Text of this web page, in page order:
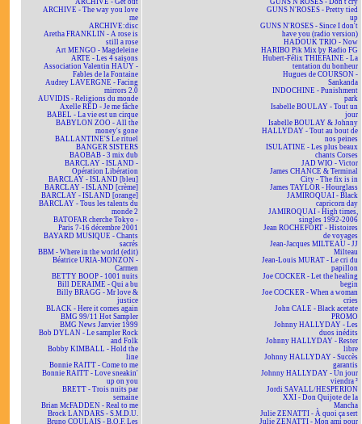
ARCHIVE - Get out
ARCHIVE - The way you love
me
ARCHIVE:disc
Aretha FRANKLIN - A rose is
still a rose
Art MENGO - Magdeleine
ARTE - Les 4 saisons
Association Valentin HAÜY -
Fables de la Fontaine
Audrey LAVERGNE - Facing
mirrors 2.0
AUVIDIS - Religions du monde
Axelle RED - Je me fâche
BABEL - La vie est un cirque
BABYLON ZOO - All the
money's gone
BALLANTINE'S Le rituel
BANGER SISTERS
BAOBAB - 3 mix dub
BARCLAY - ISLAND -
Opération Libération
BARCLAY - ISLAND [bleu]
BARCLAY - ISLAND [crème]
BARCLAY - ISLAND [orange]
BARCLAY - Tous les talents du
monde 2
BATOFAR cherche Tokyo -
Paris 7-16 décembre 2001
BAYARD MUSIQUE - Chants
sacrés
BBM - Where in the world (edit)
Béatrice URIA-MONZON -
Carmen
BETTY BOOP - 1001 nuits
Bill DERAIME - Qui a bu
Billy BRAGG - Mr love &
justice
BLACK - Here it comes again
BMG 99/11 Hot Sampler
BMG News Janvier 1999
Bob DYLAN - Le sampler Rock
and Folk
Bobby KIMBALL - Hold the
line
Bonnie RAITT - Come to me
Bonnie RAITT - Love sneakin'
up on you
BRETT - Trois nuits par
semaine
Brian McFADDEN - Real to me
Brock LANDARS - S.M.D.U.
Bruno COULAIS - B.O.F. Les
GUNS N'ROSES - Don't cry
GUNS N'ROSES - Pretty tied
up
GUNS N'ROSES - Since I don't
have you (radio version)
HADOUK TRIO - Now
HARIBO Pik Mix by Radio FG
Hubert-Félix THIÉFAINE - La
tentation du bonheur
Hugues de COURSON -
Sankanda
INDOCHINE - Punishment
park
Isabelle BOULAY - Tout un
jour
Isabelle BOULAY & Johnny
HALLYDAY - Tout au bout de
nos peines
ISULATINE - Les plus beaux
chants Corses
JAD WIO - Victor
James CHANCE & Terminal
City - The fix is in
James TAYLOR - Hourglass
JAMIROQUAI - Black
capricorn day
JAMIROQUAI - High times,
singles 1992-2006
Jean ROCHEFORT - Histoires
de voyages
Jean-Jacques MILTEAU - JJ
Milteau
Jean-Louis MURAT - Le cri du
papillon
Joe COCKER - Let the healing
begin
Joe COCKER - When a woman
cries
John CALE - Black acetate
PROMO
Johnny HALLYDAY - Les
duos inédits
Johnny HALLYDAY - Rester
libre
Johnny HALLYDAY - Succès
garantis
Johnny HALLYDAY - Un jour
viendra ²
Jordi SAVALL/HESPERION
XXI - Don Quijote de la
Mancha
Julie ZENATTI - À quoi ça sert
Julie ZENATTI - Mon ami pour